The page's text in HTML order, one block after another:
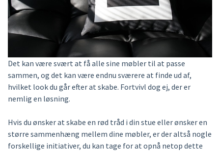
Det kan være svært at få alle sine møbler til at passe
sammen, og det kan være endnu sværere at finde ud af,
hvilket look du går efter at skabe. Fortvivl dog ej, der er
nemlig en løsning.
Hvis du ønsker at skabe en rød tråd i din stue eller ønsker en
større sammenhæng mellem dine møbler, er der altså nogle
forskellige initiativer, du kan tage for at opnå netop dette